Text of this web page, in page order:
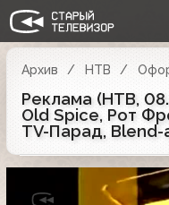
Архив НТВ
Реклама (НТВ,
Old Spice, Рот
TV-Парад, Blend-